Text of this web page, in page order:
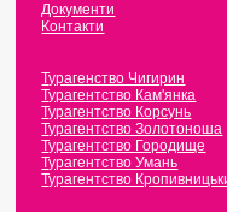
Документи
Контакти
Турагенство Чигирин
Турагентство Кам'янка
Турагентство Корсунь
Турагентство Золотоноша
Турагентство Городище
Турагентство Умань
Турагентство